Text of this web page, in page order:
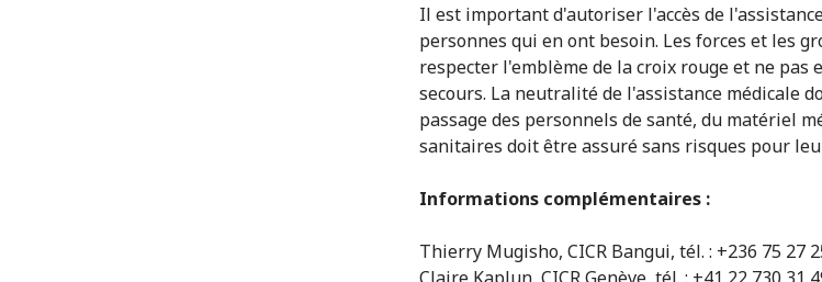
Il est important d'autoriser l'accès de
personnes qui en ont besoin. Les forces et les
respecter l'emblème de la croix rouge et ne pas
secours. La neutralité de l'assistance médicale
passage des personnels de santé, du matériel
sanitaires doit être assuré sans risques pour
Informations complémentaires :
Thierry Mugisho, CICR Bangui, tél. : +236 75 27